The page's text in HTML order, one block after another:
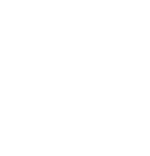
powered by